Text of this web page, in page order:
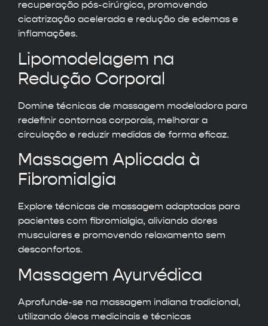
recuperação pós-cirúrgica, promovendo
cicatrização acelerada e redução de edemas e
inflamações.
Lipomodelagem na
Redução Corporal
Domine técnicas de massagem modeladora para
redefinir contornos corporais, melhorar a
circulação e reduzir medidas de forma eficaz.
Massagem Aplicada à
Fibromialgia
Explore técnicas de massagem adaptadas para
pacientes com fibromialgia, aliviando dores
musculares e promovendo relaxamento sem
desconfortos.
Massagem Ayurvédica
Aprofunde-se na massagem indiana tradicional,
utilizando óleos medicinais e técnicas